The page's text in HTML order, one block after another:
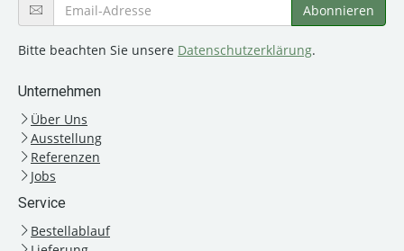
Bitte beachten Sie unsere Datenschutzerklärung.
Unternehmen
Über Uns
Ausstellung
Referenzen
Jobs
Service
Bestellablauf